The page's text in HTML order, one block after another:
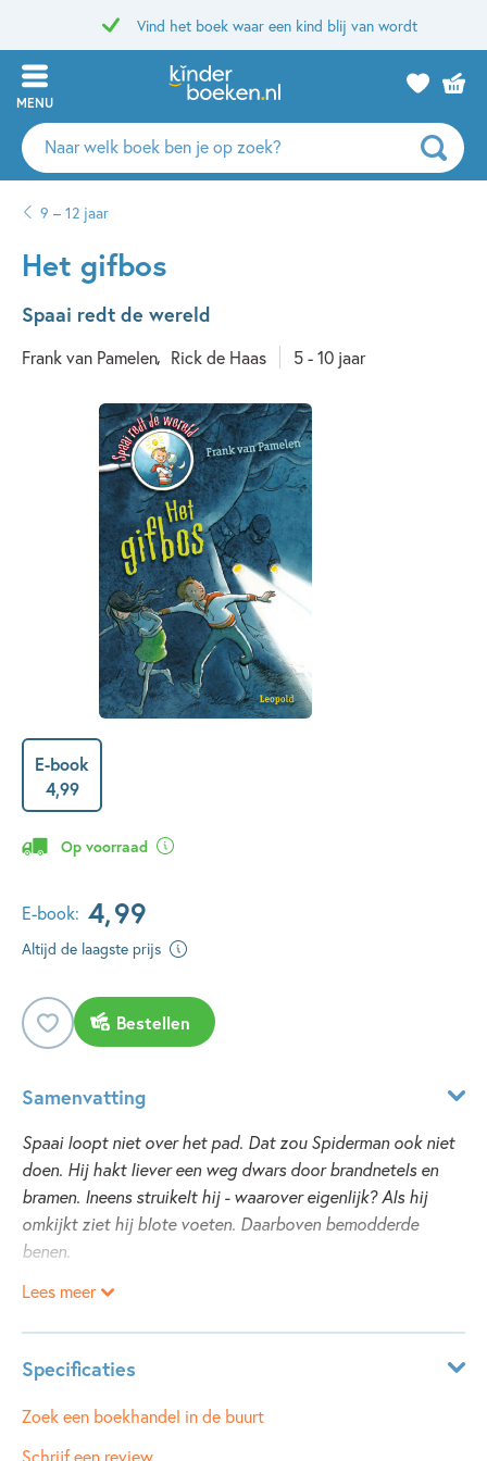
Vind het boek waar een kind blij van wordt
MENU
Zoeken
naar
auteurs
uitgevers
9 – 12 jaar
Het gifbos
Spaai redt de wereld
Frank van Pamelen Rick de Haas 5 - 10 jaar
E-book
4,99
Op voorraad
E-book: 4,99
Altijd de laagste prijs
Bestellen
Samenvatting
Spaai loopt niet over het pad. Dat zou Spiderman ook niet
doen. Hij hakt liever een weg dwars door brandnetels en
bramen. Ineens struikelt hij - waarover eigenlijk? Als hij
omkijkt ziet hij blote voeten. Daarboven bemodderde
benen.
Hoe red je een meisje dat liever insecten eet dan chocola?
Spaai heeft zijn handen vol. Hij moet een aangespoeld
meisje redden. Pestkop Gijp achtervolgt hem. En dan vindt
hij ook nog verdachte stinkzakken in de bosvijver.
Lees meer
Specificaties
Leeftijdsindicatie: 5 - 10 jaar
ISBN:
9789025854034
Zoek een boekhandel in de buurt
Schrijf een review